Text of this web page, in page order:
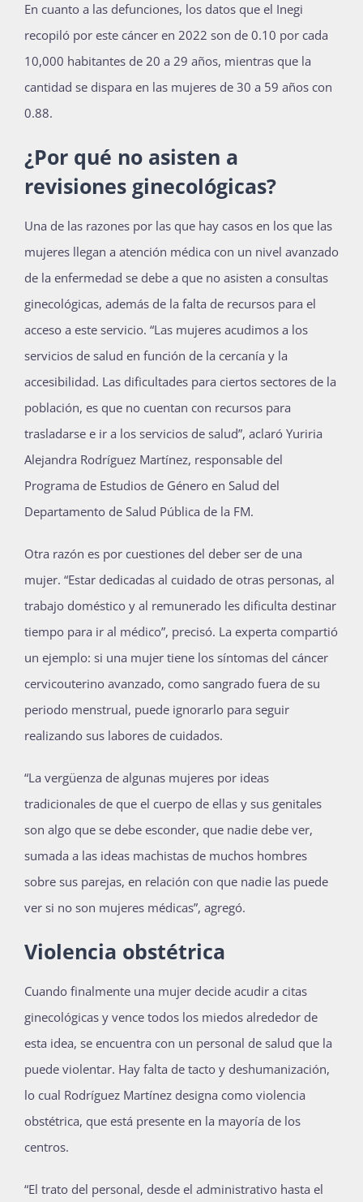
En cuanto a las defunciones, los datos que el Inegi
recopiló por este cáncer en 2022 son de 0.10 por cada
10,000 habitantes de 20 a 29 años, mientras que la
cantidad se dispara en las mujeres de 30 a 59 años con
0.88.
¿Por qué no asisten a
revisiones ginecológicas?
Una de las razones por las que hay casos en los que las
mujeres llegan a atención médica con un nivel avanzado
de la enfermedad se debe a que no asisten a consultas
ginecológicas, además de la falta de recursos para el
acceso a este servicio. “Las mujeres acudimos a los
servicios de salud en función de la cercanía y la
accesibilidad. Las dificultades para ciertos sectores de la
población, es que no cuentan con recursos para
trasladarse e ir a los servicios de salud”, aclaró Yuriria
Alejandra Rodríguez Martínez, responsable del
Programa de Estudios de Género en Salud del
Departamento de Salud Pública de la FM.
Otra razón es por cuestiones del deber ser de una
mujer. “Estar dedicadas al cuidado de otras personas, al
trabajo doméstico y al remunerado les dificulta destinar
tiempo para ir al médico”, precisó. La experta compartió
un ejemplo: si una mujer tiene los síntomas del cáncer
cervicouterino avanzado, como sangrado fuera de su
periodo menstrual, puede ignorarlo para seguir
realizando sus labores de cuidados.
“La vergüenza de algunas mujeres por ideas
tradicionales de que el cuerpo de ellas y sus genitales
son algo que se debe esconder, que nadie debe ver,
sumada a las ideas machistas de muchos hombres
sobre sus parejas, en relación con que nadie las puede
ver si no son mujeres médicas”, agregó.
Violencia obstétrica
Cuando finalmente una mujer decide acudir a citas
ginecológicas y vence todos los miedos alrededor de
esta idea, se encuentra con un personal de salud que la
puede violentar. Hay falta de tacto y deshumanización,
lo cual Rodríguez Martínez designa como violencia
obstétrica, que está presente en la mayoría de los
centros.
“El trato del personal, desde el administrativo hasta el